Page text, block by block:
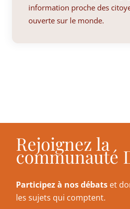
information proche des
ouverte sur le monde.
Rejoignez la
communauté
Participez à nos débats et
les sujets qui comptent.